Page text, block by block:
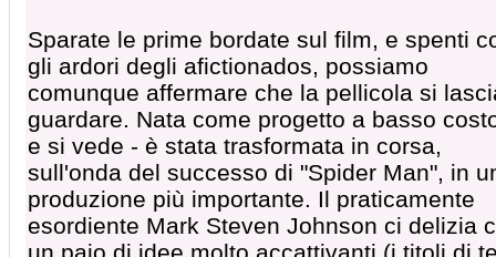
Sparate le prime bordate sul film, e spenti
gli ardori degli afictionados, possiamo
comunque affermare che la pellicola si
guardare. Nata come progetto a basso
e si vede - è stata trasformata in corsa,
sull'onda del successo di "Spider Man", in
produzione più importante. Il praticamente
esordiente Mark Steven Johnson ci delizia